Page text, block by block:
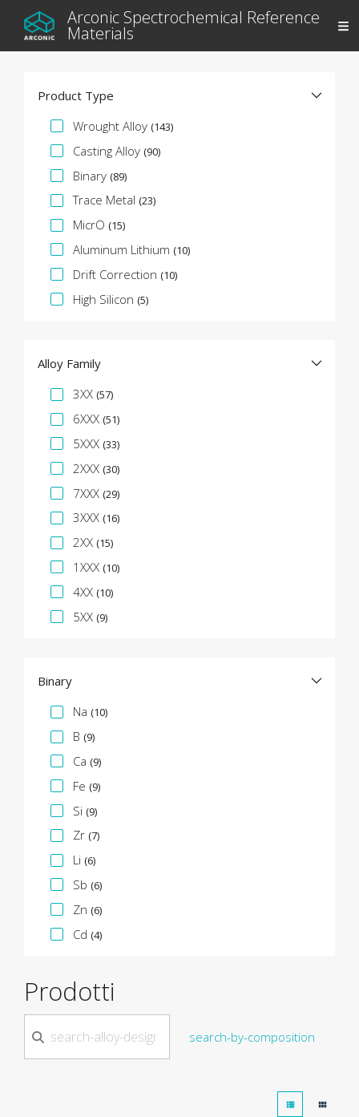
Arconic Spectrochemical Reference
Materials
Product Type
Facet specifica
Wrought Alloy (143)
Casting Alloy (90)
Binary (89)
Trace Metal (23)
MicrO (15)
Aluminum Lithium (10)
Drift Correction (10)
High Silicon (5)
Alloy Family
Facet specifica
3XX (57)
6XXX (51)
5XXX (33)
2XXX (30)
7XXX (29)
3XXX (16)
2XX (15)
1XXX (10)
4XX (10)
5XX (9)
Binary
Facet specifica
Na (10)
B (9)
Ca (9)
Fe (9)
Si (9)
Zr (7)
Li (6)
Sb (6)
Zn (6)
Cd (4)
Prodotti
search-by-composition